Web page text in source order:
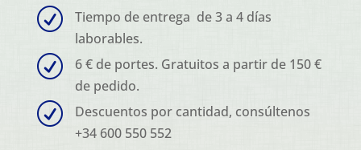
R
Tiempo de entrega de 3 a 4 días
laborables.
R
6 € de portes. Gratuitos a partir de 150 €
de pedido.
R
Descuentos por cantidad, consúltenos
+34 600 550 552